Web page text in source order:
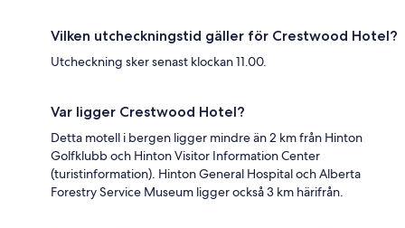
Vilken utcheckningstid gäller för Crestwood Hotel?
Utcheckning sker senast klockan 11.00.
Var ligger Crestwood Hotel?
Detta motell i bergen ligger mindre än 2 km från Hinton
Golfklubb och Hinton Visitor Information Center
(turistinformation). Hinton General Hospital och Alberta
Forestry Service Museum ligger också 3 km härifrån.